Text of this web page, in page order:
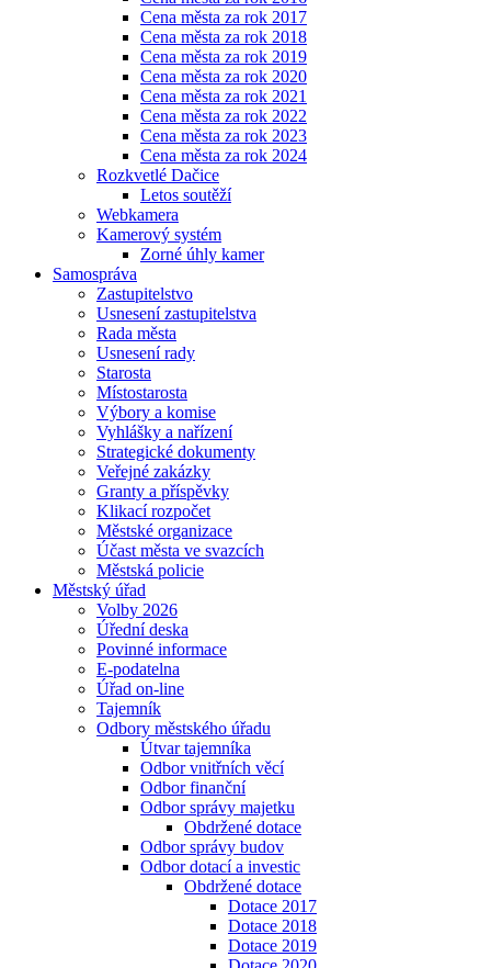
Cena města za rok 2017
Cena města za rok 2018
Cena města za rok 2019
Cena města za rok 2020
Cena města za rok 2021
Cena města za rok 2022
Cena města za rok 2023
Cena města za rok 2024
Rozkvetlé Dačice
Letos soutěží
Webkamera
Kamerový systém
Zorné úhly kamer
Samospráva
Zastupitelstvo
Usnesení zastupitelstva
Rada města
Usnesení rady
Starosta
Místostarosta
Výbory a komise
Vyhlášky a nařízení
Strategické dokumenty
Veřejné zakázky
Granty a příspěvky
Klikací rozpočet
Městské organizace
Účast města ve svazcích
Městská policie
Městský úřad
Volby 2026
Úřední deska
Povinné informace
E-podatelna
Úřad on-line
Tajemník
Odbory městského úřadu
Útvar tajemníka
Odbor vnitřních věcí
Odbor finanční
Odbor správy majetku
Obdržené dotace
Odbor správy budov
Odbor dotací a investic
Obdržené dotace
Dotace 2017
Dotace 2018
Dotace 2019